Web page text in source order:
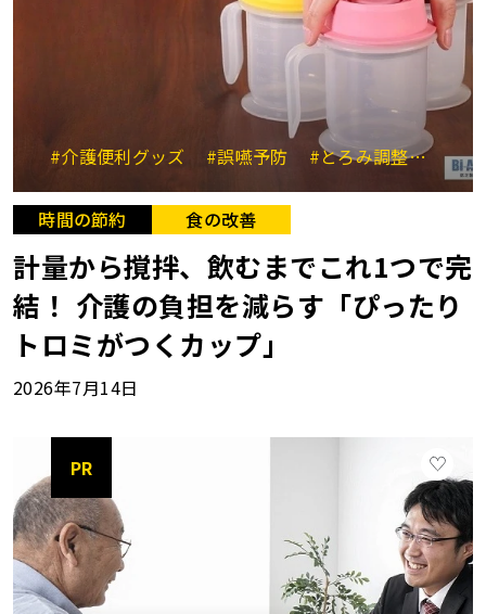
#介護便利グッズ #誤嚥予防 #とろみ調整 #時短
時間の節約 食の改善
計量から撹拌、飲むまでこれ1つで完
結！ 介護の負担を減らす「ぴったり
トロミがつくカップ」
2026年7月14日
PR